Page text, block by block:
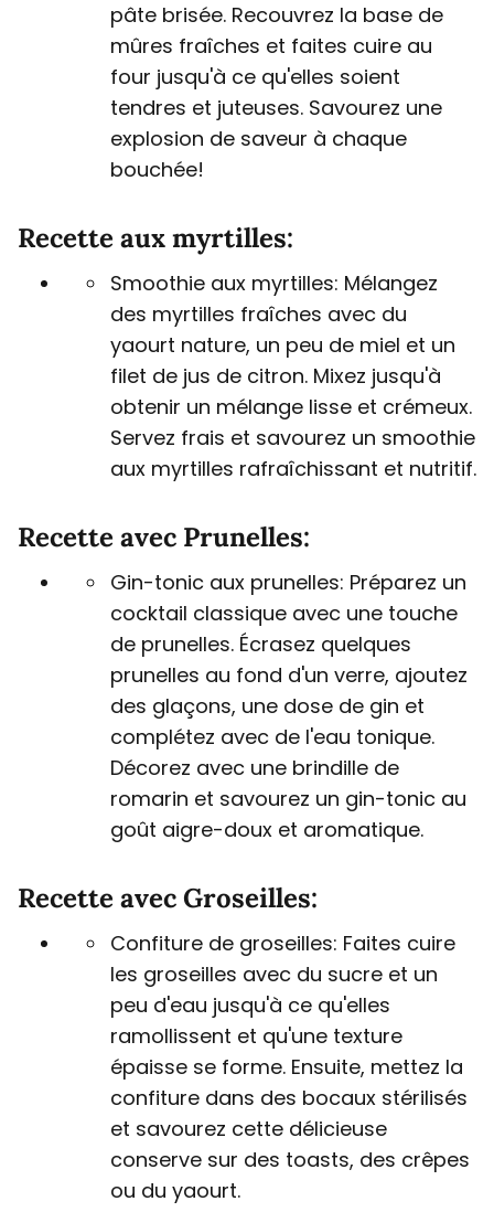
pâte brisée. Recouvrez la base de
mûres fraîches et faites cuire au
four jusqu'à ce qu'elles soient
tendres et juteuses. Savourez une
explosion de saveur à chaque
bouchée!
Recette aux myrtilles:
Smoothie aux myrtilles: Mélangez
des myrtilles fraîches avec du
yaourt nature, un peu de miel et un
filet de jus de citron. Mixez jusqu'à
obtenir un mélange lisse et crémeux.
Servez frais et savourez un smoothie
aux myrtilles rafraîchissant et nutritif.
Recette avec Prunelles:
Gin-tonic aux prunelles: Préparez un
cocktail classique avec une touche
de prunelles. Écrasez quelques
prunelles au fond d'un verre, ajoutez
des glaçons, une dose de gin et
complétez avec de l'eau tonique.
Décorez avec une brindille de
romarin et savourez un gin-tonic au
goût aigre-doux et aromatique.
Recette avec Groseilles:
Confiture de groseilles: Faites cuire
les groseilles avec du sucre et un
peu d'eau jusqu'à ce qu'elles
ramollissent et qu'une texture
épaisse se forme. Ensuite, mettez la
confiture dans des bocaux stérilisés
et savourez cette délicieuse
conserve sur des toasts, des crêpes
ou du yaourt.